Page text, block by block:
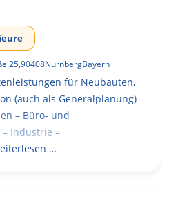
25,90408NürnbergBayern
für Neubauten,
(auch als Generalplanung)
– Büro- und
Industrie –
…